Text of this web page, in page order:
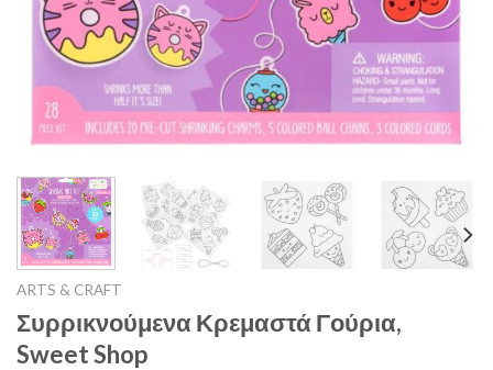
ARTS & CRAFT
Συρρικνούμενα Κρεμαστά Γούρια,
Sweet Shop